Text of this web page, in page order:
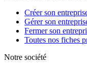
Créer son
Gérer son
Fermer son
Toutes nos fiches
Notre société